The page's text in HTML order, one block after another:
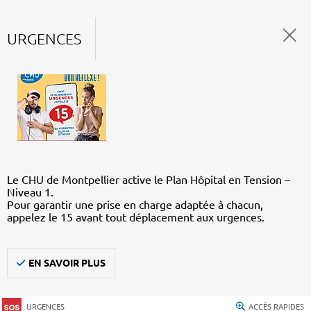
URGENCES
Le CHU de Montpellier active le Plan Hôpital en Tension –
Niveau 1.
Pour garantir une prise en charge adaptée à chacun,
appelez le 15 avant tout déplacement aux urgences.
EN SAVOIR PLUS
URGENCES ACCÈS RAPIDES